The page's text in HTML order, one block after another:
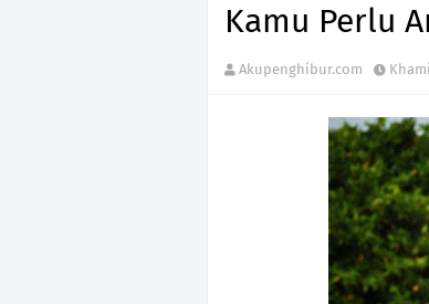
Kamu Perlu
Akupenghibur.com